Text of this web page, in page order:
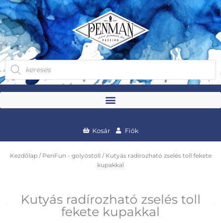
Skip
to
content
Products
search
Kosár Fiók
Kezdőlap/ PenFun - golyóstoll / Kutyás radírozható zselés toll fekete
kupakkal
Kutyás radírozható zselés toll
fekete kupakkal